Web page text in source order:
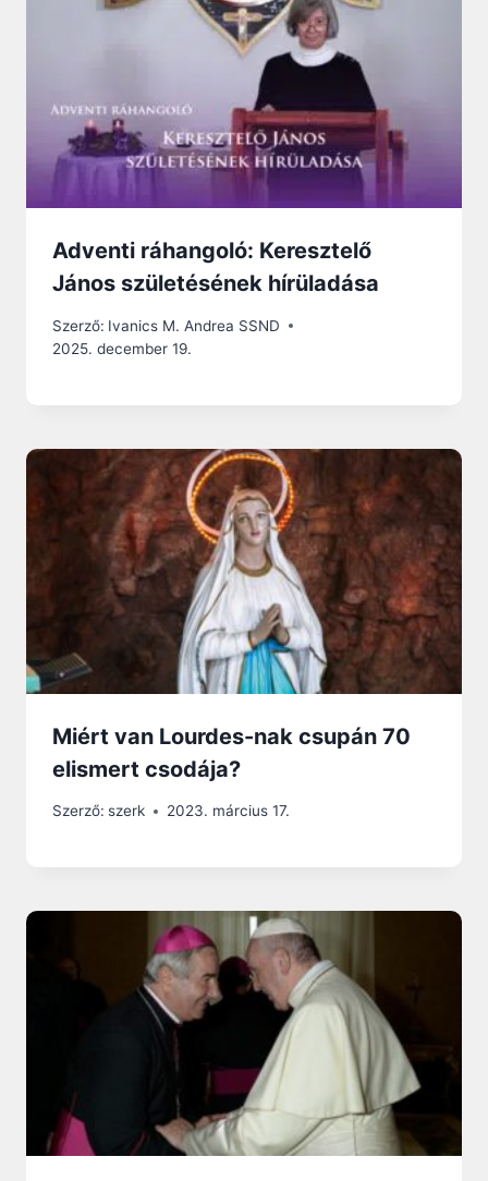
Adventi ráhangoló: Keresztelő
János születésének hírüladása
Szerző: Ivanics M. Andrea SSND
2025. december 19.
Miért van Lourdes-nak csupán 70
elismert csodája?
Szerző: szerk 2023. március 17.